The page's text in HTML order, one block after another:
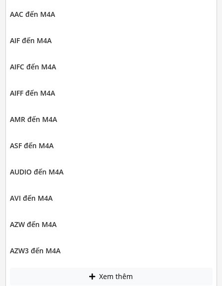
AAC đến M4A
AIF đến M4A
AIFC đến M4A
AIFF đến M4A
AMR đến M4A
ASF đến M4A
AUDIO đến M4A
AVI đến M4A
AZW đến M4A
AZW3 đến M4A
Xem thêm